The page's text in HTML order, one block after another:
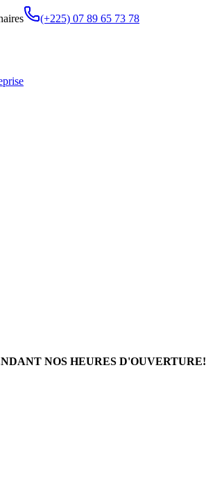
(+225) 07 89 65 73 78
NOS HEURES D'OUVERTURE!